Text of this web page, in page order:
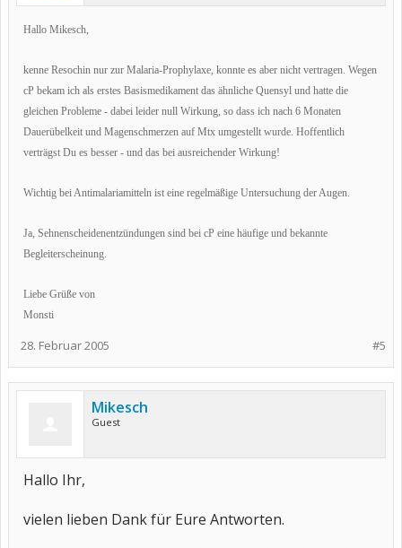
Hallo Mikesch,
kenne Resochin nur zur Malaria-Prophylaxe, konnte es aber nicht vertragen. Wegen
cP bekam ich als erstes Basismedikament das ähnliche Quensyl und hatte die
gleichen Probleme - dabei leider null Wirkung, so dass ich nach 6 Monaten
Dauerübelkeit und Magenschmerzen auf Mtx umgestellt wurde. Hoffentlich
verträgst Du es besser - und das bei ausreichender Wirkung!
Wichtig bei Antimalariamitteln ist eine regelmäßige Untersuchung der Augen.
Ja, Sehnenscheidenentzündungen sind bei cP eine häufige und bekannte
Begleiterscheinung.
Liebe Grüße von
Monsti
#5
28. Februar 2005
Mikesch
Guest
Hallo Ihr,
vielen lieben Dank für Eure Antworten.